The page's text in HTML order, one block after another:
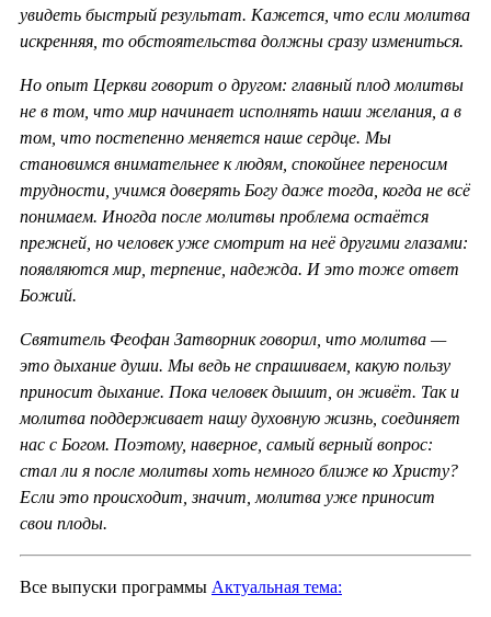
увидеть быстрый результат. Кажется, что если молитва
искренняя, то обстоятельства должны сразу измениться.
Но опыт Церкви говорит о другом: главный плод молитвы
не в том, что мир начинает исполнять наши желания, а в
том, что постепенно меняется наше сердце. Мы
становимся внимательнее к людям, спокойнее переносим
трудности, учимся доверять Богу даже тогда, когда не всё
понимаем. Иногда после молитвы проблема остаётся
прежней, но человек уже смотрит на неё другими глазами:
появляются мир, терпение, надежда. И это тоже ответ
Божий.
Святитель Феофан Затворник говорил, что молитва —
это дыхание души. Мы ведь не спрашиваем, какую пользу
приносит дыхание. Пока человек дышит, он живёт. Так и
молитва поддерживает нашу духовную жизнь, соединяет
нас с Богом. Поэтому, наверное, самый верный вопрос:
стал ли я после молитвы хоть немного ближе ко Христу?
Если это происходит, значит, молитва уже приносит
свои плоды.
Все выпуски программы Актуальная тема: